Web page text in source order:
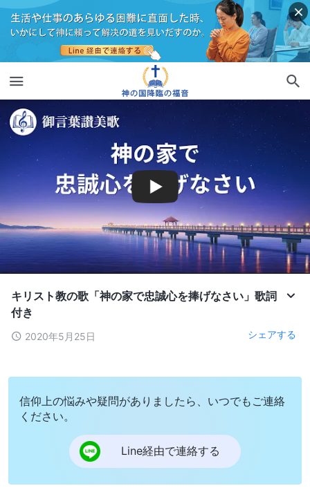
キリスト教の歌「神の家で忠誠心を捧げなさい」歌詞
付き
2020年5月25日 シェアする
信仰上の悩みや疑問がありましたら、いつでもご連絡
ください。
Line経由で連絡する